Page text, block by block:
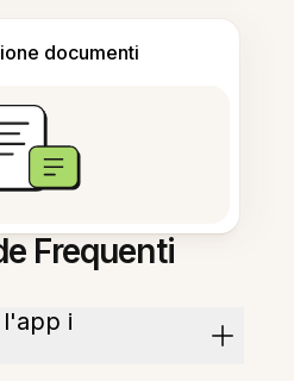
documenti
Frequenti
i